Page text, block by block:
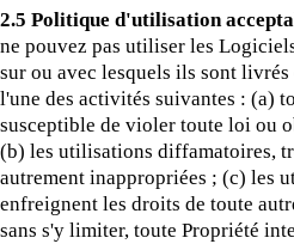
2.5 Politique d'utilisation
ne pouvez pas utiliser les
sur ou avec lesquels ils sont
l'une des activités suivantes : (a)
susceptible de violer toute loi ou
(b) les utilisations diffamatoires,
autrement inappropriées ; (c) les
enfreignent les droits de toute
sans s'y limiter, toute Propriété